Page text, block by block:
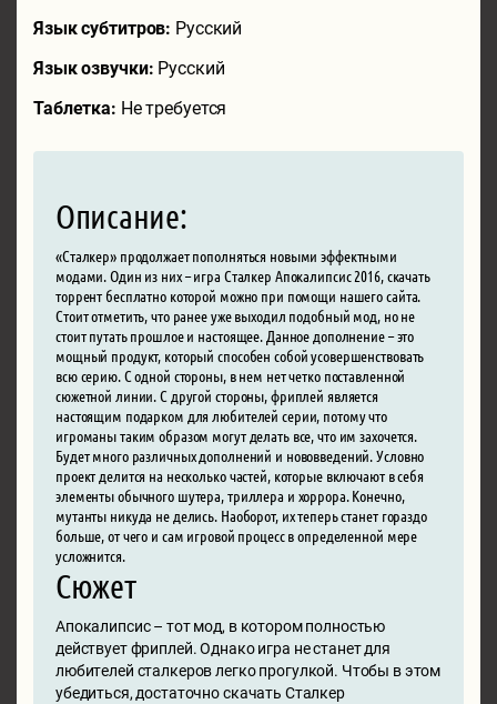
Язык субтитров: Русский
Язык озвучки: Русский
Таблетка: Не требуется
Описание:
«Сталкер» продолжает пополняться новыми эффектными
модами. Один из них – игра Сталкер Апокалипсис 2016, скачать
торрент бесплатно которой можно при помощи нашего сайта.
Стоит отметить, что ранее уже выходил подобный мод, но не
стоит путать прошлое и настоящее. Данное дополнение – это
мощный продукт, который способен собой усовершенствовать
всю серию. С одной стороны, в нем нет четко поставленной
сюжетной линии. С другой стороны, фриплей является
настоящим подарком для любителей серии, потому что
игроманы таким образом могут делать все, что им захочется.
Будет много различных дополнений и нововведений. Условно
проект делится на несколько частей, которые включают в себя
элементы обычного шутера, триллера и хоррора. Конечно,
мутанты никуда не делись. Наоборот, их теперь станет гораздо
больше, от чего и сам игровой процесс в определенной мере
усложнится.
Сюжет
Апокалипсис – тот мод, в котором полностью
действует фриплей. Однако игра не станет для
любителей сталкеров легко прогулкой. Чтобы в этом
убедиться, достаточно скачать Сталкер